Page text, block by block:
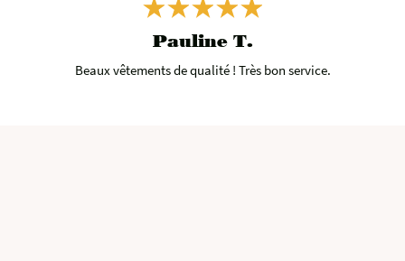
Pauline T.
Beaux vêtements de qualité ! Très bon service.